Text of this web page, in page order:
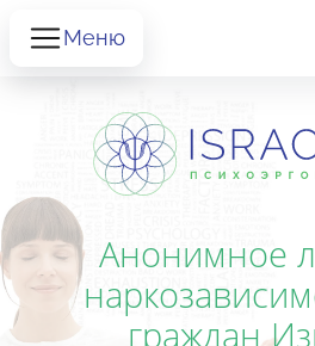
Меню
Анонимное
граждан